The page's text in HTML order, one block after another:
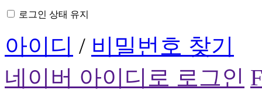
로그인 상태 유지
아이디 / 비밀번호 찾기
네이버 아이디로 로그인